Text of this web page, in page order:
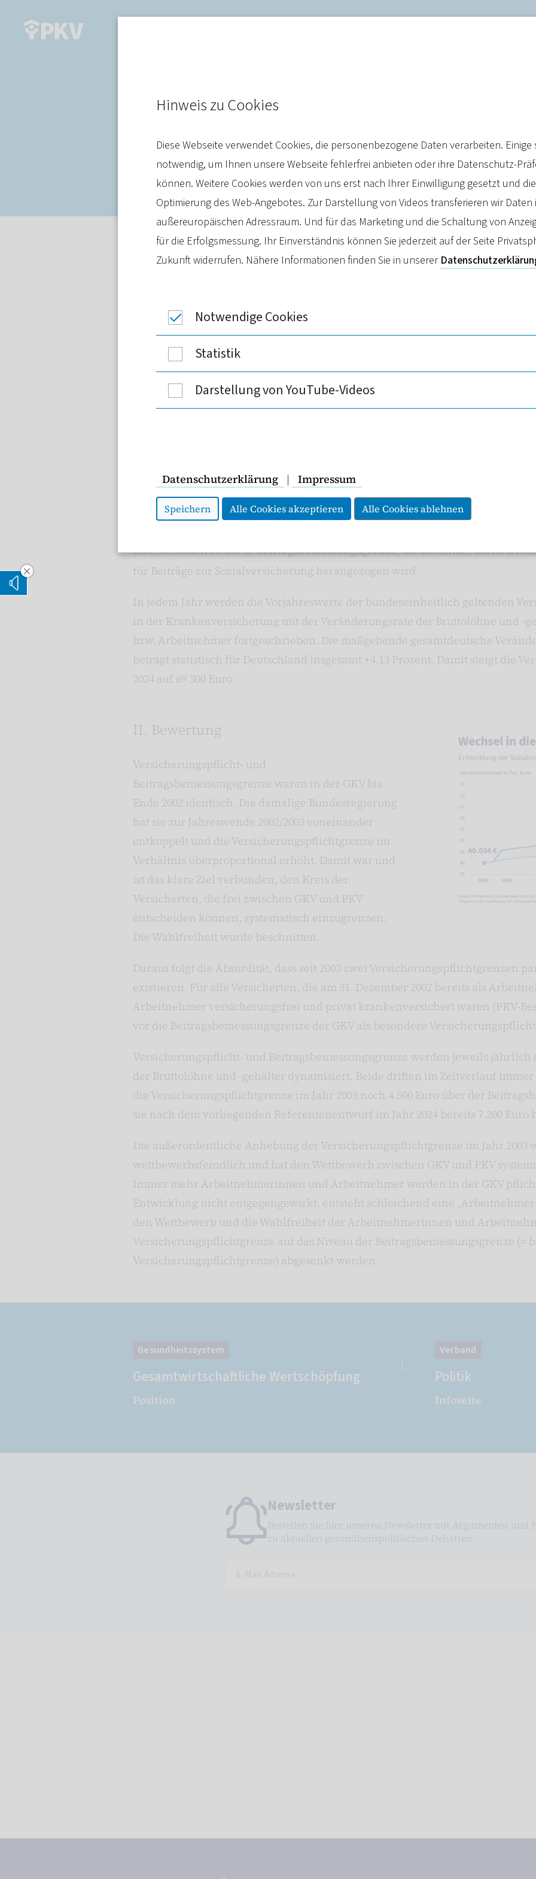
Rechengrößen für 2024
Stellungnahme 19. September 2023
Referentenentwurf des Bundesministeriums für Arbeit und Soziales
(Sozialversicherungsrechengrößen-Verordnung 2024).
Stellungnahme
oder PKV wählen, wenn ihr Einkommen die
Je höher die Jahresarbeitsentgeltgrenze, desto weniger Menschen verfügen
zwischen GKV und PKV zu entscheiden. Daher wird die
unterscheiden ist die
Beitragsbemessungsgrenze, die bestimmt, bis zu
für Beiträge zur Sozialversicherung herangezogen wird.
In jedem Jahr werden die Vorjahreswerte der bundeseinheitlich geltenden
in der Krankenversicherung mit der Veränderungsrate der Bruttolöhne und -
bzw. Arbeitnehmer fortgeschrieben. Die maßgebende gesamtdeutsche
beträgt statistisch für Deutschland insgesamt +4,13 Prozent. Damit steigt die
2024 auf 69.300 Euro.
II. Bewertung
Versicherungspflicht- und
Beitragsbemessungsgrenze waren in der GKV bis
Ende 2002 identisch. Die damalige Bundesregierung
hat sie zur Jahreswende 2002/2003 voneinander
entkoppelt und die Versicherungspflichtgrenze im
Verhältnis überproportional erhöht. Damit war und
ist das klare Ziel verbunden, den Kreis der
Versicherten, die frei zwischen GKV und PKV
entscheiden können, systematisch einzugrenzen.
Die Wahlfreiheit wurde beschnitten.
Daraus folgt die Absurdität, dass seit 2003 zwei Versicherungspflichtgrenzen
existieren. Für alle Versicherten, die am 31. Dezember 2002 bereits als
Arbeitnehmer versicherungsfrei und privat krankenversichert waren (PKV-
vor die Beitragsbemessungsgrenze der GKV als besondere
Versicherungspflicht- und Beitragsbemessungsgrenze werden jeweils
der Bruttolöhne und -gehälter dynamisiert. Beide driften im Zeitverlauf
die Versicherungspflichtgrenze im Jahr 2003 noch 4.500 Euro über der
sie nach dem vorliegenden Referentenentwurf im Jahr 2024 bereits 7.200 Euro
Die außerordentliche Anhebung der Versicherungspflichtgrenze im Jahr 2003
wettbewerbsfeindlich und hat den Wettbewerb zwischen GKV und PKV
Immer mehr Arbeitnehmerinnen und Arbeitnehmer werden in der GKV
Entwicklung nicht entgegengewirkt, entsteht schleichend eine
den Wettbewerb und die Wahlfreiheit der Arbeitnehmerinnen und
Versicherungspflichtgrenze auf das Niveau der Beitragsbemessungsgrenze (=
Versicherungspflichtgrenze) abgesenkt werden.
Gesundheitssystem
Gesamtwirtschaftliche Wertschöpfung
Position
Verband
Politik
Infoseite
Newsletter
Bestellen Sie hier unseren Newsletter mit Argumenten und
zu aktuellen gesundheitspolitischen Debatten.
Hinweis zu Cookies
Diese Webseite verwendet Cookies, die personenbezogene Daten verarbeiten.
notwendig, um Ihnen unsere Webseite fehlerfrei anbieten oder ihre Datenschutz-
können. Weitere Cookies werden von uns erst nach Ihrer Einwilligung gesetzt und
Optimierung des Web-Angebotes. Zur Darstellung von Videos transferieren wir Daten
außereuropäischen Adressraum. Und für das Marketing und die Schaltung von
für die Erfolgsmessung. Ihr Einverständnis können Sie jederzeit auf der Seite
Zukunft widerrufen. Nähere Informationen finden Sie in unserer
Notwendige Cookies
Statistik
Darstellung von YouTube-Videos
Datenschutzerklärung | Impressum
Speichern Alle Cookies akzeptieren Alle Cookies ablehnen
Vorleseoption verstecken
Vorlesen